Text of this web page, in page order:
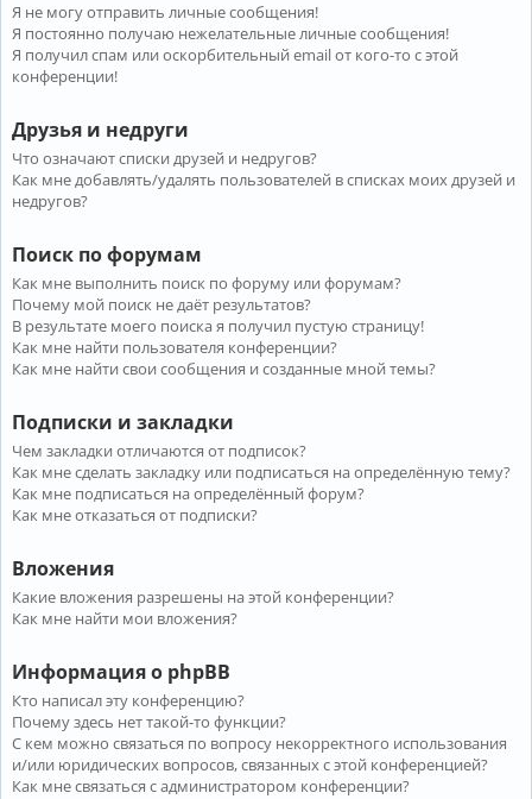
Я не могу отправить личные сообщения!
Я постоянно получаю нежелательные личные сообщения!
Я получил спам или оскорбительный email от кого-то с этой
конференции!
Друзья и недруги
Что означают списки друзей и недругов?
Как мне добавлять/удалять пользователей в списках моих друзей и
недругов?
Поиск по форумам
Как мне выполнить поиск по форуму или форумам?
Почему мой поиск не даёт результатов?
В результате моего поиска я получил пустую страницу!
Как мне найти пользователя конференции?
Как мне найти свои сообщения и созданные мной темы?
Подписки и закладки
Чем закладки отличаются от подписок?
Как мне сделать закладку или подписаться на определённую тему?
Как мне подписаться на определённый форум?
Как мне отказаться от подписки?
Вложения
Какие вложения разрешены на этой конференции?
Как мне найти мои вложения?
Информация о phpBB
Кто написал эту конференцию?
Почему здесь нет такой-то функции?
С кем можно связаться по вопросу некорректного использования
и/или юридических вопросов, связанных с этой конференцией?
Как мне связаться с администратором конференции?